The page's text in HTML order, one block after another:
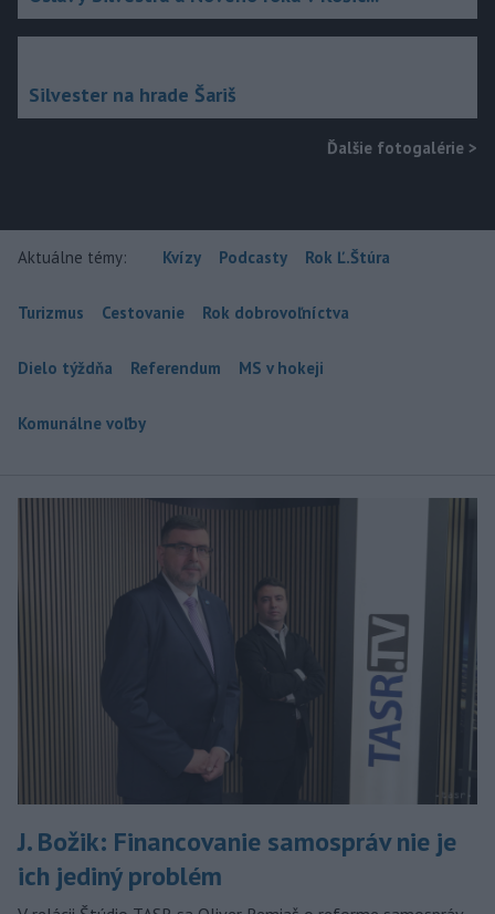
Silvester na hrade Šariš
Ďalšie fotogalérie >
Aktuálne témy: Kvízy Podcasty Rok Ľ.Štúra
Turizmus Cestovanie Rok dobrovoľníctva
Dielo týždňa Referendum MS v hokeji
Komunálne voľby
J. Božik: Financovanie samospráv nie je
ich jediný problém